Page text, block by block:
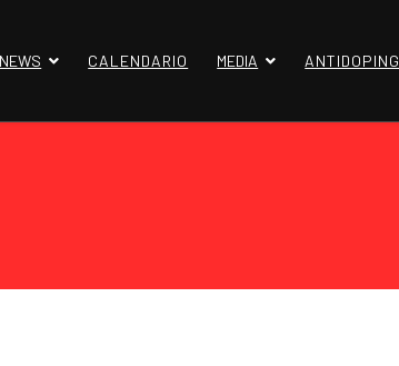
NEWS CALENDARIO MEDIA ANTIDOPING